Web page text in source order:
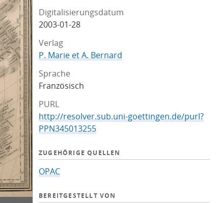
Digitalisierungsdatum
2003-01-28
Verlag
P. Marie et A. Bernard
Sprache
Französisch
PURL
http://resolver.sub.uni-goettingen.de/purl?
PPN345013255
ZUGEHÖRIGE QUELLEN
OPAC
BEREITGESTELLT VON